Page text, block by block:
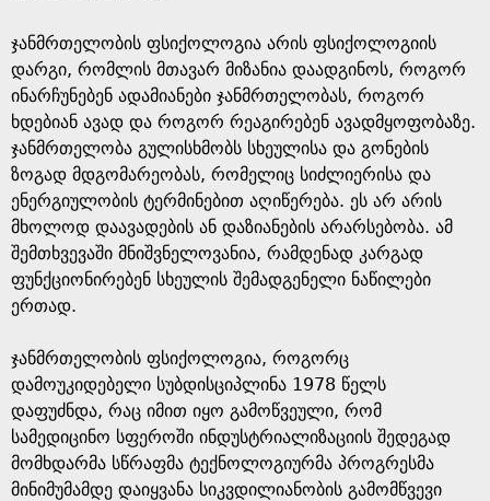
g
e
ჯანმრთელობის ფსიქოლოგია არის ფსიქოლოგიის
დარგი, რომლის მთავარ მიზანია დაადგინოს, როგორ
ინარჩუნებენ ადამიანები ჯანმრთელობას, როგორ
ხდებიან ავად და როგორ რეაგირებენ ავადმყოფობაზე.
ჯანმრთელობა გულისხმობს სხეულისა და გონების
ზოგად მდგომარეობას, რომელიც სიძლიერისა და
ენერგიულობის ტერმინებით აღიწერება. ეს არ არის
მხოლოდ დაავადების ან დაზიანების არარსებობა. ამ
შემთხვევაში მნიშვნელოვანია, რამდენად კარგად
ფუნქციონირებენ სხეულის შემადგენელი ნაწილები
ერთად.
ჯანმრთელობის ფსიქოლოგია, როგორც
დამოუკიდებელი სუბდისციპლინა 1978 წელს
დაფუძნდა, რაც იმით იყო გამოწვეული, რომ
სამედიცინო სფეროში ინდუსტრიალიზაციის შედეგად
მომხდარმა სწრაფმა ტექნოლოგიურმა პროგრესმა
მინიმუმამდე დაიყვანა სიკვდილიანობის გამომწვევი